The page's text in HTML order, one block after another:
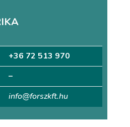
+36 72 513 970
–
info@forszkft.hu